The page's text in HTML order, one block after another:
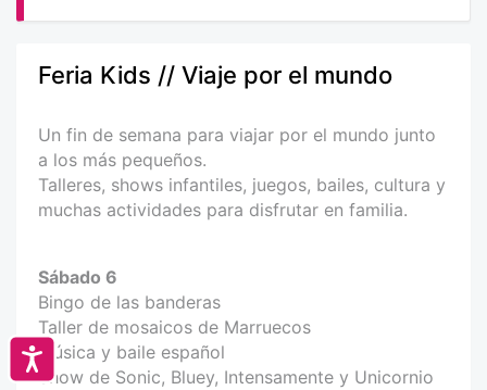
Accesibilidad
Feria Kids // Viaje por el mundo
Un fin de semana para viajar por el mundo junto
a los más pequeños.
Talleres, shows infantiles, juegos, bailes, cultura y
muchas actividades para disfrutar en familia.
Sábado 6
Bingo de las banderas
Taller de mosaicos de Marruecos
Música y baile español
Show de Sonic, Bluey, Intensamente y Unicornio